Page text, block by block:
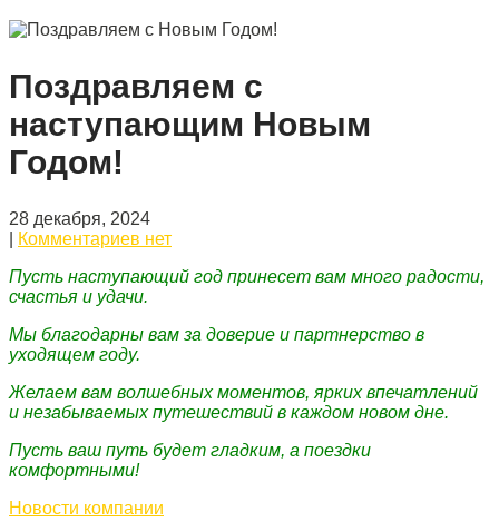
Поздравляем с
наступающим Новым
Годом!
28 декабря, 2024
Комментариев нет
Пусть наступающий год принесет вам много радости,
счастья и удачи.
Мы благодарны вам за доверие и партнерство в
уходящем году.
Желаем вам волшебных моментов, ярких впечатлений
и незабываемых путешествий в каждом новом дне.
Пусть ваш путь будет гладким, а поездки
комфортными!
Новости компании